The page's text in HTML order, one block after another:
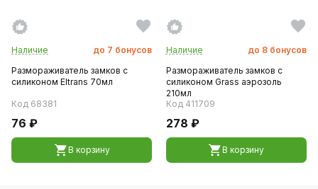
Наличие до 7 бонусов
Размораживатель замков с
силиконом Eltrans 70мл
Код 68381
76 ₽
В корзину
Наличие до 8 бонусов
Размораживатель замков с
силиконом Grass аэрозоль
210мл
Код 411709
278 ₽
В корзину